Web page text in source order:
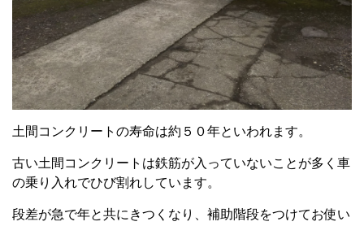
土間コンクリートの寿命は約５０年といわれます。
古い土間コンクリートは鉄筋が入っていないことが多く車
の乗り入れでひび割れしています。
段差が急で年と共にきつくなり、補助階段をつけてお使い